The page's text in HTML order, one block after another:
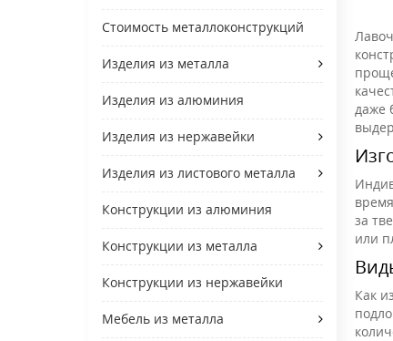
Стоимость металлоконструкций
Изделия из металла
Изделия из алюминия
Изделия из нержавейки
Изделия из листового металла
Конструкции из алюминия
Конструкции из металла
Конструкции из нержавейки
Мебель из металла
даже
за
или
Как